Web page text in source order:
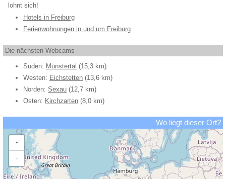
lohnt sich!
Hotels in Freiburg
Ferienwohnungen in und um Freiburg
Die nächsten Webcams
Süden: Münstertal (15,3 km)
Westen: Eichstetten (13,6 km)
Norden: Sexau (12,7 km)
Osten: Kirchzarten (8,0 km)
Wo liegt dieser Ort?
+
−